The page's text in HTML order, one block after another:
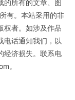
的所有的文章、图
有。本站采用的非
权者。如涉及作品
电话通知我们，以
经济损失。联系电
。